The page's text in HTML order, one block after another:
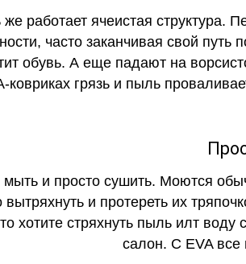
же работает ячеистая структура.
часто заканчивая свой
обувь. А еще падают на
ковриках грязь и пыль
мыть и просто сушить. Моются
вытряхнуть и протереть их
хотите стряхнуть пыль илт воду
салон. С EVA все